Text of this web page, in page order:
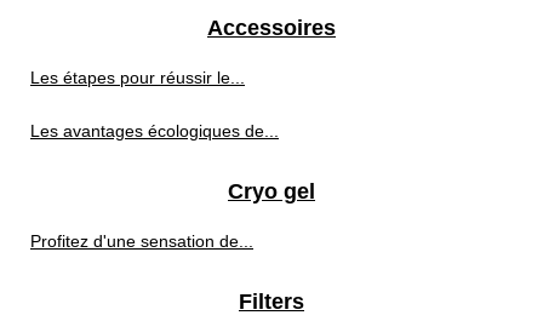
Accessoires
Les étapes pour réussir le...
Les avantages écologiques de...
Cryo gel
Profitez d'une sensation de...
Filters